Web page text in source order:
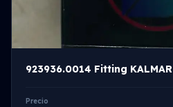
923936.0014 Fitting KALMAR
Precio